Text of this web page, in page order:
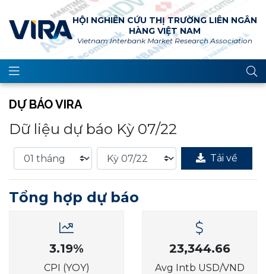
HỘI NGHIÊN CỨU THỊ TRƯỜNG LIÊN NGÂN
HÀNG VIỆT NAM
Vietnam Interbank Market Research Association
DỰ BÁO VIRA
Dữ liệu dự báo Kỳ 07/22
Tải về
Tổng hợp dự báo
3.19%
CPI (YOY)
23,344.66
Avg Intb USD/VND